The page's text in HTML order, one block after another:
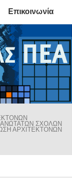
Επικοινωνία
ΣΧΟΛΩΝ
ΑΡΧΙΤΕΚΤΟΝΩΝ